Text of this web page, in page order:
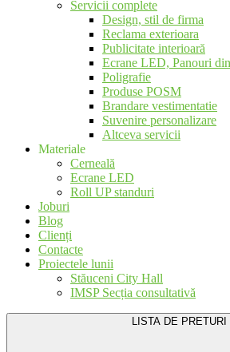
Servicii complete
Design, stil de firma
Reclama exterioara
Publicitate interioară
Ecrane LED, Panouri
Poligrafie
Produse POSM
Brandare vestimentatie
Suvenire personalizare
Altceva servicii
Materiale
Cerneală
Ecrane LED
Roll UP standuri
Joburi
Blog
Clienți
Contacte
Proiectele lunii
Stăuceni City Hall
IMSP Secția consultativă
LISTA DE PRETURI